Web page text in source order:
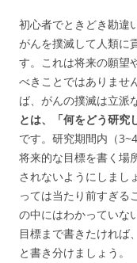
初心者でときどき勘違
がんを撲滅して人類に
す。これは将来の願望
べきことではありませ
ば、がんの撲滅は立派
とは、「何をどう研究
です。研究期間内（
将来的な目標を書く場
されないようにしまし
っては当たり前すぎる
の中にはわかっていな
目標まで書きたければ
と書き分けましょう。